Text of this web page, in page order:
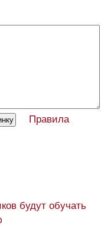
Правила
будут обучать